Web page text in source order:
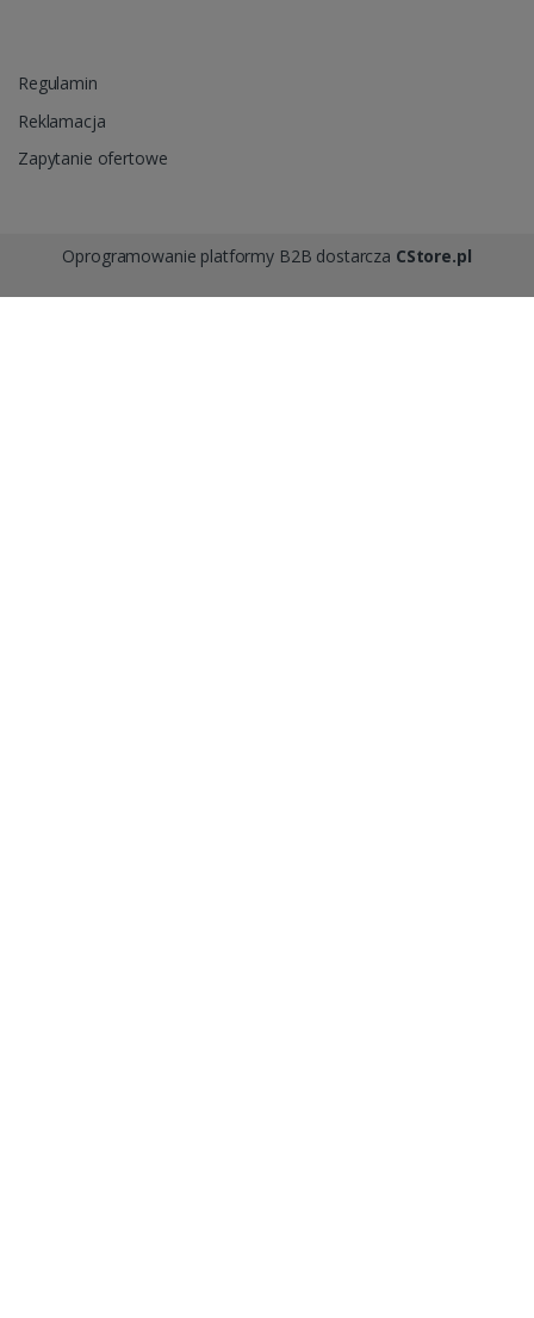
Regulamin
Reklamacja
Zapytanie ofertowe
Oprogramowanie platformy B2B dostarcza CStore.pl